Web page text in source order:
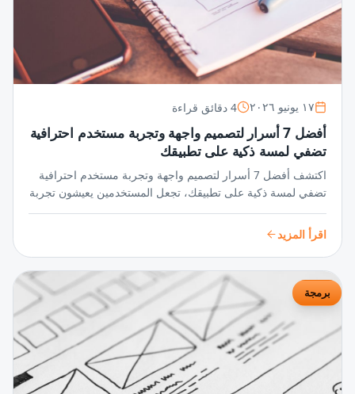
١٧ يونيو ٢٠٢٦ 4 دقائق قراءة
أفضل 7 أسرار لتصميم واجهة وتجربة مستخدم احترافية
تضفي لمسة ذكية على تطبيقك
اكتشف أفضل 7 أسرار لتصميم واجهة وتجربة مستخدم احترافية
تضفي لمسة ذكية على تطبيقك، تجعل المستخدمين يعيشون تجربة
سلسة ومميزة تزيد من تفاعلهم وجاذبية تطبيقك بشكل مبهر.
اقرأ المزيد
برمجة